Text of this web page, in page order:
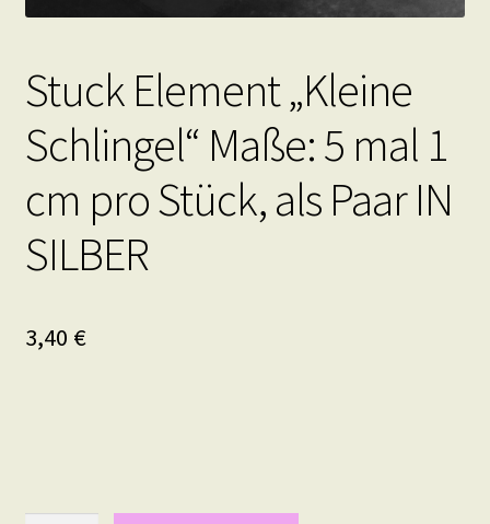
Stuck Element „Kleine
Schlingel“ Maße: 5 mal 1
cm pro Stück, als Paar IN
SILBER
3,40 €